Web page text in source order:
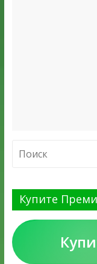
Купите